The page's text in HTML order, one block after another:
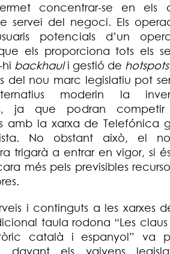
concentrar-se en els
servei del negoci. Els
potencials d’un
els proporciona tots els
backhauli gestió de hotspots
del nou marc legislatiu pot
moderin la
ja que podran
amb la xarxa de Telefónica
No obstant això, el
trigarà a entrar en vigor, si
més pels previsibles
i continguts a les xarxes
taula rodona “Les claus
català i espanyol” va
davant els vaivens